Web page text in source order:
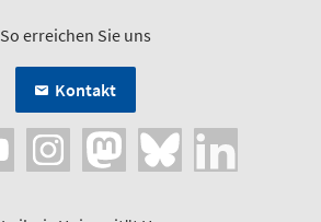
So erreichen Sie uns
Kontakt